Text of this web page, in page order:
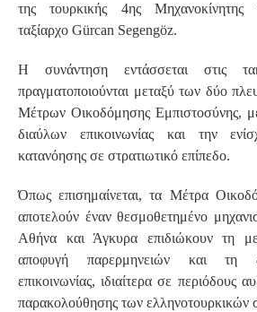
της τουρκικής 4ης Μηχανοκίνητης
ταξίαρχο Gürcan Segengöz.
Η συνάντηση εντάσσεται στις
πραγματοποιούνται μεταξύ των δύο
Μέτρων Οικοδόμησης Εμπιστοσύνης,
διαύλων επικοινωνίας και την
κατανόησης σε στρατιωτικό επίπεδο.
Όπως επισημαίνεται, τα Μέτρα
αποτελούν έναν θεσμοθετημένο
Αθήνα και Άγκυρα επιδιώκουν τη
αποφυγή παρερμηνειών και τη
επικοινωνίας, ιδιαίτερα σε περιόδους
παρακολούθησης των ελληνοτουρκικών